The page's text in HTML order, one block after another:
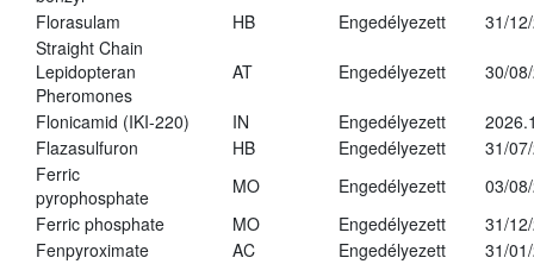
Florasulam
HB Engedélyezett
31/
Straight Chain
Lepidopteran
Pheromones
AT Engedélyezett 30/
Flonicamid (IKI-220) IN Engedélyezett
Flazasulfuron
HB Engedélyezett
31/
Ferric
pyrophosphate
MO Engedélyezett
03/
Ferric phosphate
MO Engedélyezett
31/
Fenpyroximate
AC Engedélyezett
31/